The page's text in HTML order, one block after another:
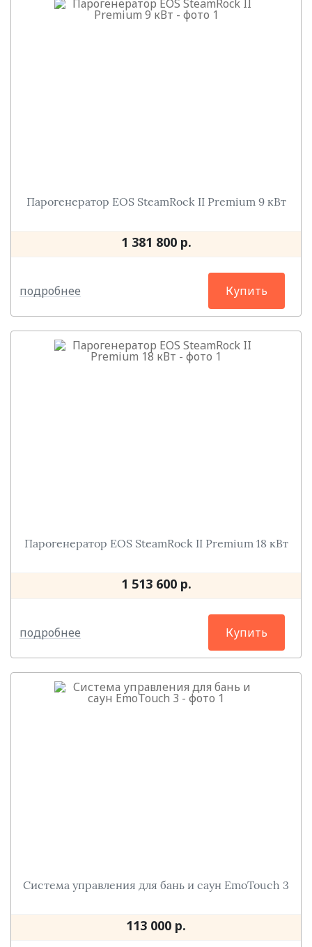
Парогенератор EOS SteamRock II Premium 9 кВт
1 381 800 р.
подробнее Купить
Парогенератор EOS SteamRock II Premium 18 кВт
1 513 600 р.
подробнее Купить
Система управления для бань и саун EmoTouch 3
113 000 р.